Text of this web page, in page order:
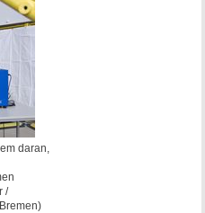
daran,
/